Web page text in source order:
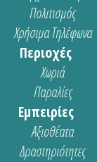
Πολιτισμός
Χρήσιμα Τηλέφωνα
Περιοχές
Χωριά
Παραλίες
Εμπειρίες
Αξιοθέατα
Δραστηριότητες